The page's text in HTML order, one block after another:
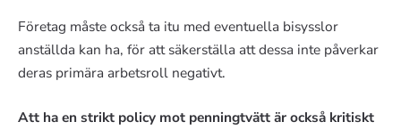
Företag måste också ta itu med eventuella bisysslor
anställda kan ha, för att säkerställa att dessa inte påverkar
deras primära arbetsroll negativt.
Att ha en strikt policy mot penningtvätt är också kritiskt